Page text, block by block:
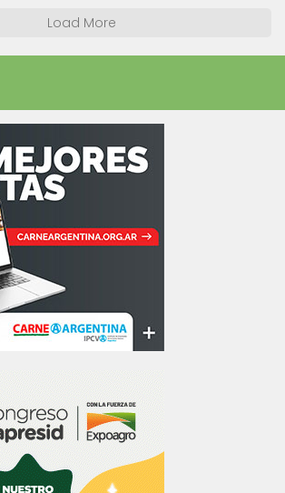
Load More